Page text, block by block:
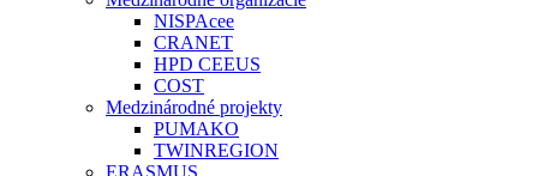
NISPAcee
CRANET
HPD CEEUS
COST
Medzinárodné projekty
PUMAKO
TWINREGION
ERASMUS